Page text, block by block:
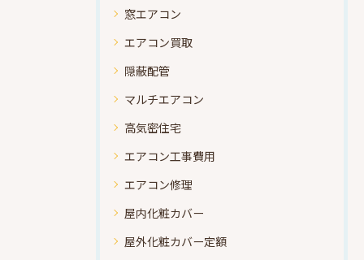
窓エアコン
エアコン買取
隠蔽配管
マルチエアコン
高気密住宅
エアコン工事費用
エアコン修理
屋内化粧カバー
屋外化粧カバー定額